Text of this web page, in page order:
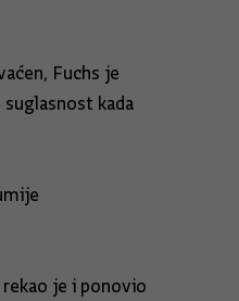
Fuchs je
kada
je i ponovio